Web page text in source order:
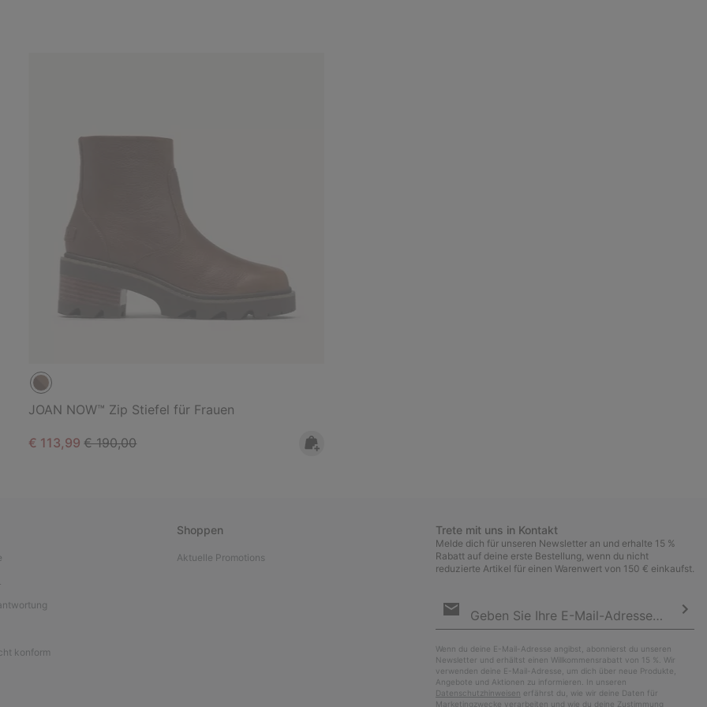
JOAN NOW™ Zip Stiefel für Frauen
Sale price:
€ 113,99Regular price:
€ 190,00
konform
Shoppen
Aktuelle Promotions
Trete mit uns in Kontakt
Melde dich für unseren Newsletter an und erhalte 15 %
Rabatt auf deine erste Bestellung, wenn du nicht
reduzierte Artikel für einen Warenwert von 150 € einkaufst.
Anmeldung
Wenn du deine E-Mail-Adresse angibst, abonnierst du unseren
Newsletter und erhältst einen Willkommensrabatt von 15 %. Wir
verwenden deine E-Mail-Adresse, um dich über neue Produkte,
Angebote und Aktionen zu informieren. In unseren
Datenschutzhinweisen erfährst du, wie wir deine Daten für
Marketingzwecke verarbeiten und wie du deine Zustimmung